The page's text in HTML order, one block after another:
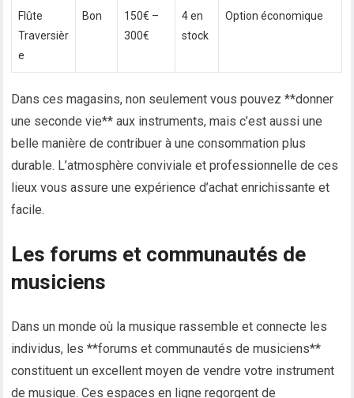
Flûte
Traversièr
e
Bon
150€ –
300€
4 en
stock
Option économique
Dans ces magasins, non seulement vous pouvez **donner
une seconde vie** aux instruments, mais c’est aussi une
belle manière de contribuer à une consommation plus
durable. L’atmosphère conviviale et professionnelle de ces
lieux vous assure une expérience d’achat enrichissante et
facile.
Les forums et communautés de
musiciens
Dans un monde où la musique rassemble et connecte les
individus, les **forums et communautés de musiciens**
constituent un excellent moyen de vendre votre instrument
de musique. Ces espaces en ligne regorgent de